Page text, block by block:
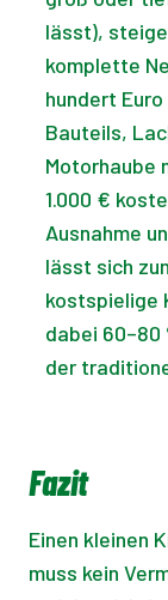
lässt),
komplette
hundert
Bauteils,
Motorhaube
1.000 €
Ausnahme
lässt sich
kostspielige
dabei 60–80
der
Fazit
Einen kleinen
muss kein